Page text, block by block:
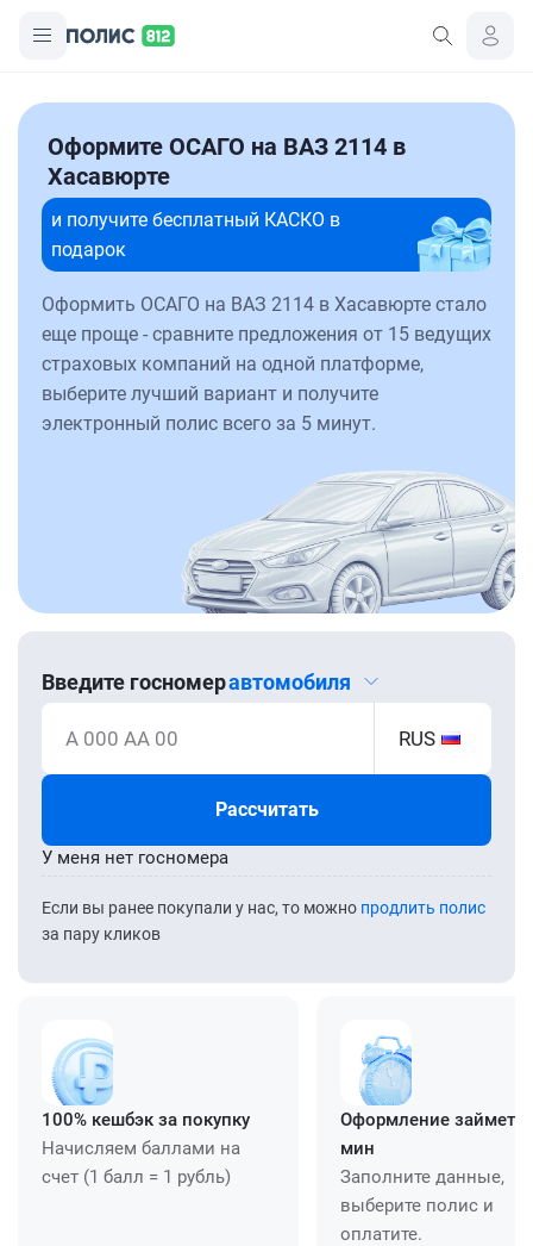
Оформите ОСАГО на ВАЗ 2114 в
Хасавюрте
и получите бесплатный КАСКО в
подарок
Оформить ОСАГО на ВАЗ 2114 в Хасавюрте стало
еще проще - сравните предложения от 15 ведущих
страховых компаний на одной платформе,
выберите лучший вариант и получите
электронный полис всего за 5 минут.
Введите госномеравтомобиля
А 000 АА 00 RUS
Рассчитать
Если вы ранее покупали у нас, то можно продлить полис
за пару кликов
У меня нет госномера
100% кешбэк за покупку
Начисляем баллами на
счет (1 балл = 1 рубль)
Оформление займет
мин
Заполните данные,
выберите полис и
оплатите.